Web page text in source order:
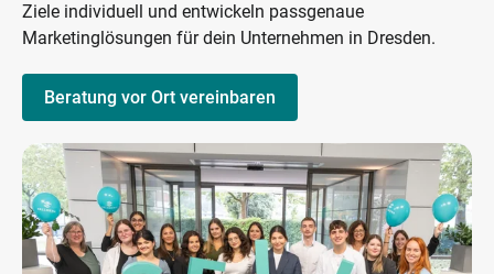
Ziele individuell und entwickeln passgenaue
Marketinglösungen für dein Unternehmen in Dresden.
Beratung vor Ort vereinbaren